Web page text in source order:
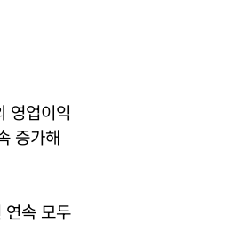
영업이익
증가해
속 모두